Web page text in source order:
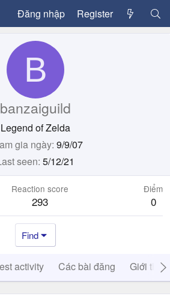
Đăng nhập Register
B
banzaiguild
Legend of Zelda
gia ngày 9/9/07
seen 5/12/21
Reaction score
293
Điểm
0
Find
activity Các bài đăng Giới thiệu